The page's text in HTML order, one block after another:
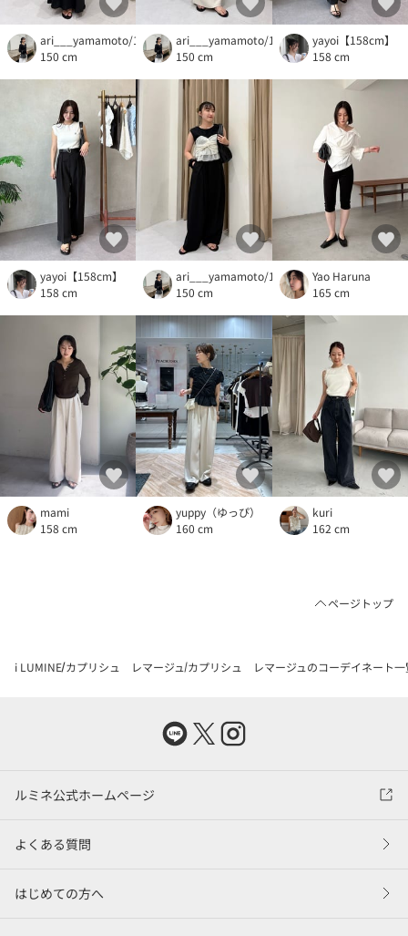
ari___yamamoto/150cm
150 cm
ari___yamamoto/150cm
150 cm
yayoi【158cm】
158 cm
yayoi【158cm】
158 cm
ari___yamamoto/150cm
150 cm
Yao Haruna
165 cm
mami
158 cm
yuppy（ゆっぴ）
160 cm
kuri
162 cm
ページトップ
i LUMINE カプリシュ レマージュ カプリシュ レマージュのコーデイネート一
ルミネ公式ホームページ
よくある質問
はじめての方へ